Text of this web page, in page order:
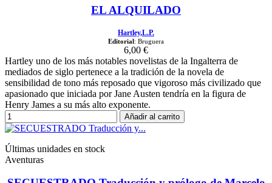
EL ALQUILADO
Hartley,L.P.
Editorial: Bruguera
6,00 €
Hartley uno de los más notables novelistas de la Ingalterra de
mediados de siglo pertenece a la tradición de la novela de
sensibilidad de tono más reposado que vigoroso más civilizado que
apasionado que iniciada por Jane Austen tendría en la figura de
Henry James a su más alto exponente.
Añadir al carrito
Últimas unidades en stock
Aventuras